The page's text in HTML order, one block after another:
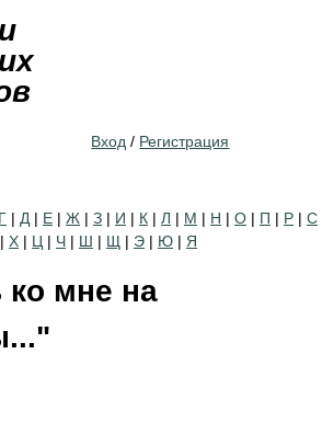
Вход / Регистрация
Г | Д | Е | Ж | З | И | К | Л | М | Н | О | П | Р | С
| Х | Ц | Ч | Ш | Щ | Э | Ю | Я
ко мне на